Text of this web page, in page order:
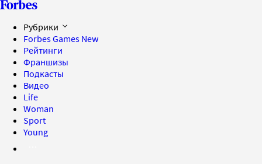
Рубрики
Forbes Games New
Рейтинги
Франшизы
Подкасты
Видео
Life
Woman
Sport
Young